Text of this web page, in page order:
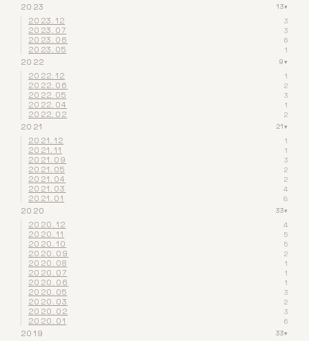
2023 13▾
2023.12 3
2023.07 3
2023.06 6
2023.05 1
2022 9▾
2022.12 1
2022.06 2
2022.05 3
2022.04 1
2022.02 2
2021 21▾
2021.12 1
2021.11 1
2021.09 3
2021.05 2
2021.04 2
2021.03 4
2021.01 8
2020 33▾
2020.12 4
2020.11 5
2020.10 5
2020.09 2
2020.08 1
2020.07 1
2020.06 1
2020.05 3
2020.03 2
2020.02 3
2020.01 6
2019 33▾